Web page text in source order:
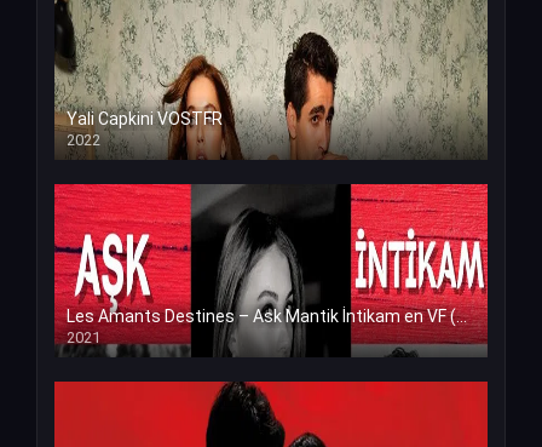
Yali Capkini VOSTFR
2022
Les Amants Destines – Ask Mantik İntikam en VF (Voix Francaise)
2021